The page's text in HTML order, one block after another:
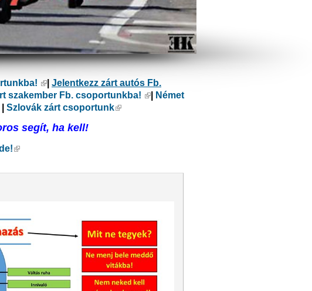
(külső hivatkozás)
Jelentkezz zárt autós Fb.
szakember Fb. csoportunkba! (külső hivatkozás)
Német
hivatkozás)
Szlovák zárt csoportunk(külső hivatkozás)
segít, ha kell!
(külső hivatkozás)